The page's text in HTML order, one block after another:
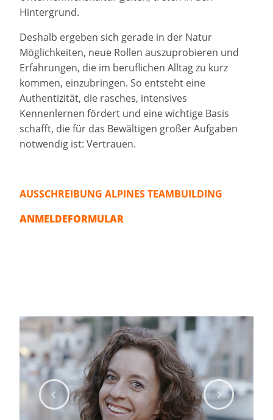
Hintergrund.
Deshalb ergeben sich gerade in der Natur
Möglichkeiten, neue Rollen auszuprobieren und
Erfahrungen, die im beruflichen Alltag zu kurz
kommen, einzubringen. So entsteht eine
Authentizität, die rasches, intensives
Kennenlernen fördert und eine wichtige Basis
schafft, die für das Bewältigen großer Aufgaben
notwendig ist: Vertrauen.
AUSSCHREIBUNG ALPINES TEAMBUILDING
ANMELDEFORMULAR